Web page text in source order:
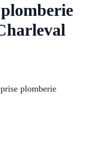
plomberie